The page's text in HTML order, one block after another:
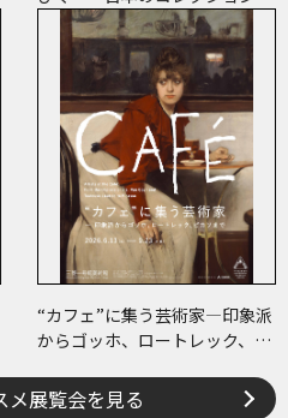
たどる画業と反響―
“カフェ”に集う芸術家―印象派
からゴッホ、ロートレック、ピ
メ展覧会を見る